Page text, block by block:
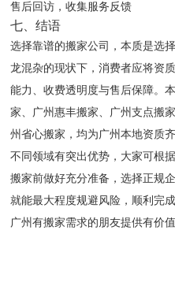
售后回访，收集服务反馈
七、结语
选择靠谱的搬家公司，本质是选
龙混杂的现状下，消费者应将资
能力、收费透明度与售后保障。
家、广州惠丰搬家、广州支点搬
州省心搬家，均为广州本地资质
不同领域有突出优势，大家可根
搬家前做好充分准备，选择正规
就能最大程度规避风险，顺利完
广州有搬家需求的朋友提供有价值